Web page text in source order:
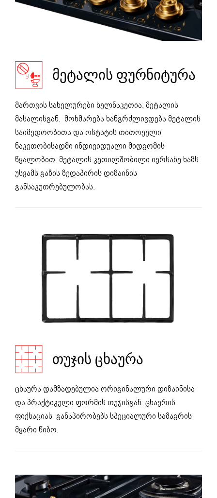
ᲛᲔᲢᲐᲚᲘᲡ ᲤᲣᲠᲜᲘᲢᲣᲠᲐ
მართვის სახელურები ხელნაკეთია, მეტალის
მასალისგან. მოხმარება ხანგრძლივდება მეტალის
საიმედოობითა და ოსტატის თითოეული
ნაკეთობისადმი ინდივიდუალი მიდგომის
წყალობით. მეტალის კეთილშობილი იერსახე ხაზს
უსვამს გაზის ზედაპირის დიზაინის
განსაკუთრებულობას.
ᲗᲣᲯᲘᲡ ᲪᲮᲐᲣᲠᲐ
ცხაურა დამზადებულია ორიგინალური დიზაინისა
და პრაქტიკული ფორმის თუჯისგან. ცხაურის
ფიქსაციას განაპირობებს სპეციალური სამაგრის
მყარი წიბო.